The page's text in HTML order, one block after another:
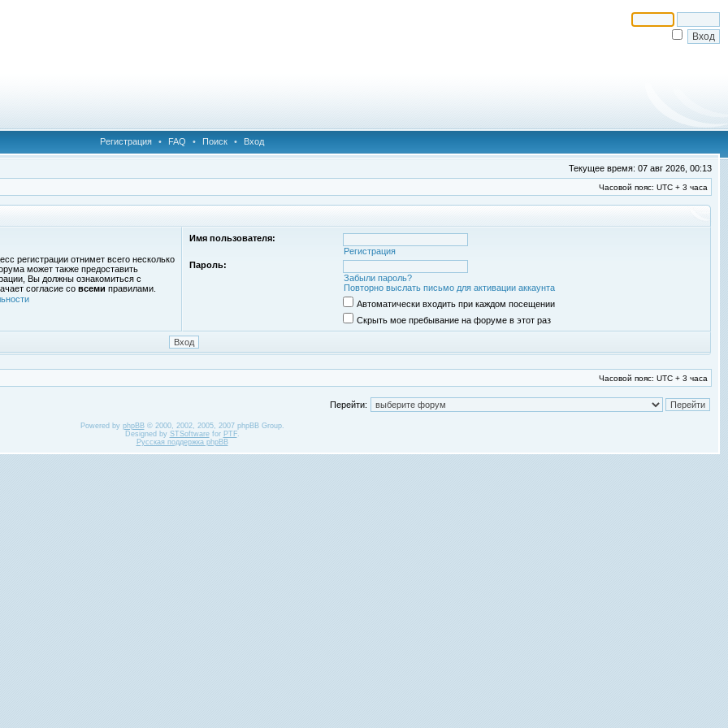
Регистрация • FAQ • Поиск • Вход
Текущее время: 07 авг 2026, 00:13
Часовой пояс: UTC + 3 часа
регистрации отнимет всего несколько
может также предоставить
Вы должны ознакомиться с
согласие со всеми правилами.
Имя пользователя:
Регистрация
Пароль:
Забыли пароль?
Повторно выслать письмо для активации аккаунта
Автоматически входить при каждом посещении
Скрыть мое пребывание на форуме в этот раз
Часовой пояс: UTC + 3 часа
Перейти:
Powered by phpBB© 2000, 2002, 2005, 2007 phpBB Group.
Designed by STSoftwarefor PTF.
Русская поддержка phpBB